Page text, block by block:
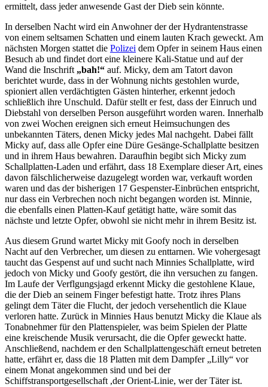
ermittelt, dass jeder anwesende Gast der Dieb sein könnte.
In derselben Nacht wird ein Anwohner der der Hydrantenstrasse
von einem seltsamen Schatten und einem lauten Krach geweckt. Am
nächsten Morgen stattet die Polizei dem Opfer in seinem Haus einen
Besuch ab und findet dort eine kleinere Kali-Statue und auf der
Wand die Inschrift „bah!“ auf. Micky, dem am Tatort davon
berichtet wurde, dass in der Wohnung nichts gestohlen wurde,
spioniert allen verdächtigten Gästen hinterher, erkennt jedoch
schließlich ihre Unschuld. Dafür stellt er fest, dass der Einruch und
Diebstahl von derselben Person ausgeführt worden waren. Innerhalb
von zwei Wochen ereignen sich erneut Heimsuchungen des
unbekannten Täters, denen Micky jedes Mal nachgeht. Dabei fällt
Micky auf, dass alle Opfer eine Düre Gesänge-Schallplatte besitzen
und in ihrem Haus bewahren. Daraufhin begibt sich Micky zum
Schallplatten-Laden und erfährt, dass 18 Exemplare dieser Art, eines
davon fälschlicherweise dazugelegt worden war, verkauft worden
waren und das der bisherigen 17 Gespenster-Einbrüchen entspricht,
nur dass ein Verbrechen noch nicht begangen worden ist. Minnie,
die ebenfalls einen Platten-Kauf getätigt hatte, wäre somit das
nächste und letzte Opfer, obwohl sie nicht mehr in ihrem Besitz ist.
Aus diesem Grund wartet Micky mit Goofy noch in derselben
Nacht auf den Verbrecher, um diesen zu enttarnen. Wie vohergesagt
taucht das Gespenst auf und sucht nach Minnies Schallplatte, wird
jedoch von Micky und Goofy gestört, die ihn versuchen zu fangen.
Im Laufe der Verflgungsjagd erkennt Micky die gestohlene Klaue,
die der Dieb an seinem Finger befestigt hatte. Trotz ihres Plans
gelingt dem Täter die Flucht, der jedoch versehentlich die Klaue
verloren hatte. Zurück in Minnies Haus benutzt Micky die Klaue als
Tonabnehmer für den Plattenspieler, was beim Spielen der Platte
eine kreischende Musik verursacht, die die Opfer geweckt hatte.
Anschließend, nachdem er den Schallplattengeschäft erneut betreten
hatte, erfährt er, dass die 18 Platten mit dem Dampfer „Lilly“ vor
einem Monat angekommen sind und bei der
Schiffstransportgesellschaft ,der Orient-Linie, wer der Täter ist.